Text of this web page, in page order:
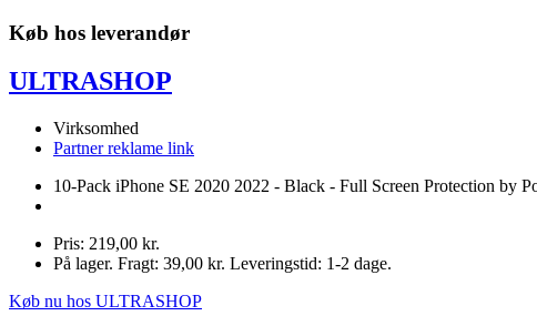
Køb hos leverandør
ULTRASHOP
Virksomhed
Partner reklame link
10-Pack iPhone SE 2020 2022 - Black - Full Screen Protection by
Pris: 219,00 kr.
På lager. Fragt: 39,00 kr. Leveringstid: 1-2 dage.
Køb nu hos ULTRASHOP